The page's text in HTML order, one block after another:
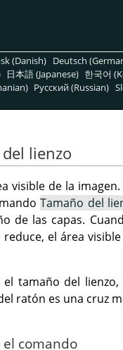
(Danish) Deutsch
日本語 (Japanese) 한국어
Pусский (Russian)
lienzo
visible de la
Tamaño del
de las capas.
reduce, el área
el tamaño del
ratón es una cruz
el comando